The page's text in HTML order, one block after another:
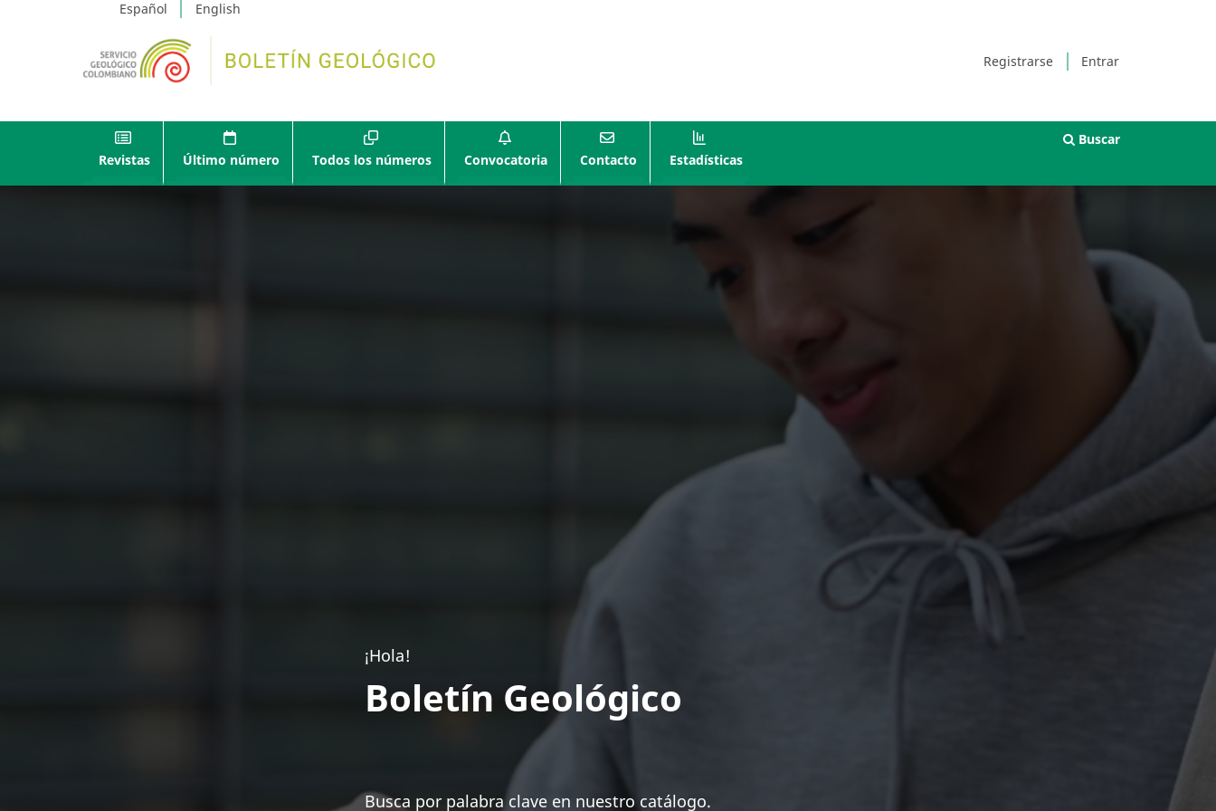
Español English
Registrarse Entrar
Revistas Último número Todos los números Convocatoria Contacto Estadísticas
Buscar
¡Hola!
Boletín Geológico
Busca por palabra clave en nuestro catálogo.